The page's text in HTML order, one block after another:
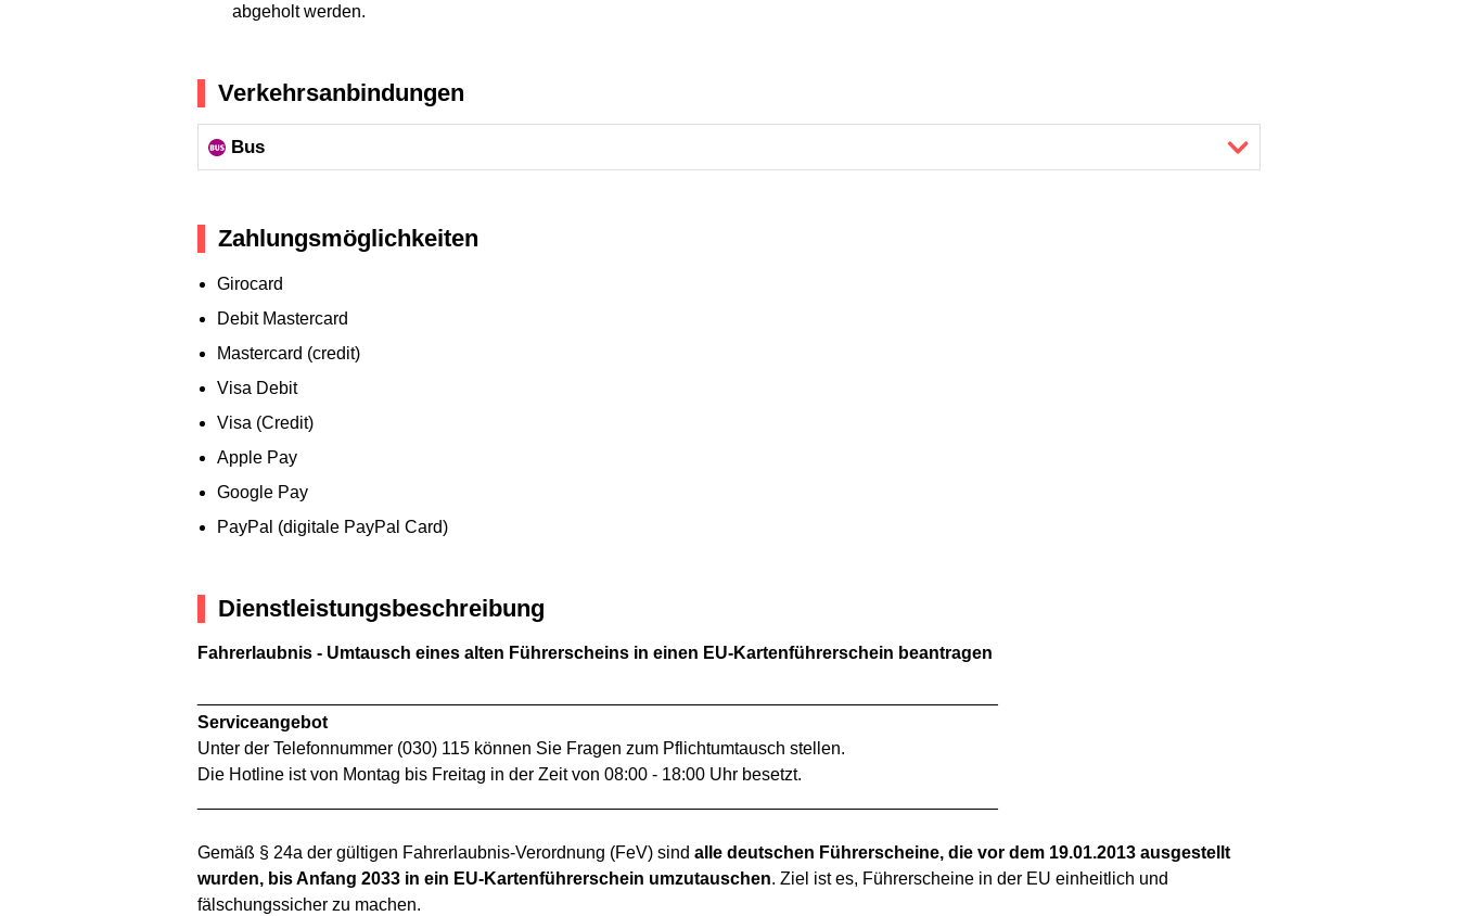
abgeholt werden.
Verkehrsanbindungen
Bus
Zahlungsmöglichkeiten
Girocard
Debit Mastercard
Mastercard (credit)
Visa Debit
Visa (Credit)
Apple Pay
Google Pay
PayPal (digitale PayPal Card)
Dienstleistungsbeschreibung
Fahrerlaubnis - Umtausch eines alten Führerscheins in einen EU-Kartenführerschein beantragen
Serviceangebot
Unter der Telefonnummer (030) 115 können Sie Fragen zum Pflichtumtausch stellen.
Die Hotline ist von Montag bis Freitag in der Zeit von 08:00 - 18:00 Uhr besetzt.
Gemäß § 24a der gültigen Fahrerlaubnis-Verordnung (FeV) sind alle deutschen Führerscheine, die vor dem 19.01.2013 ausgestellt
wurden, bis Anfang 2033 in ein EU-Kartenführerschein umzutauschen. Ziel ist es, Führerscheine in der EU einheitlich und
fälschungssicher zu machen.